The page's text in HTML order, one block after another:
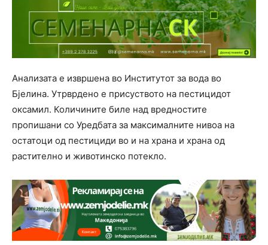
Анализата е извршена во Институтот за вода во
Бјелина. Утрврдено е присуството на пестицидот
оксамил. Количините биле над вредностите
пропишани со Уредбата за максималните нивоа на
остатоци од пестициди во и на храна и храна од
растително и животинско потекло.